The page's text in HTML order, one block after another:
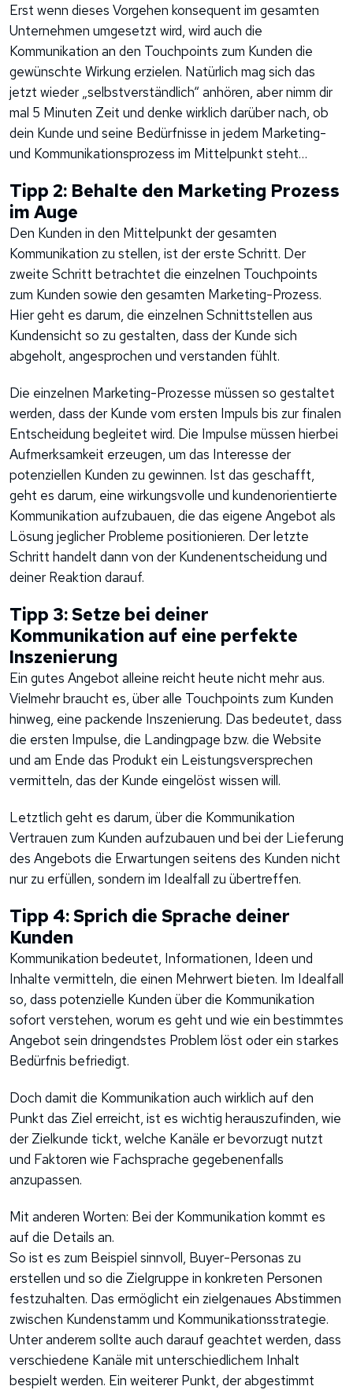
Erst wenn dieses Vorgehen konsequent im gesamten
Unternehmen umgesetzt wird, wird auch die
Kommunikation an den Touchpoints zum Kunden die
gewünschte Wirkung erzielen. Natürlich mag sich das
jetzt wieder „selbstverständlich“ anhören, aber nimm dir
mal 5 Minuten Zeit und denke wirklich darüber nach, ob
dein Kunde und seine Bedürfnisse in jedem Marketing-
und Kommunikationsprozess im Mittelpunkt steht…
Tipp 2: Behalte den Marketing Prozess
im Auge
Den Kunden in den Mittelpunkt der gesamten
Kommunikation zu stellen, ist der erste Schritt. Der
zweite Schritt betrachtet die einzelnen Touchpoints
zum Kunden sowie den gesamten Marketing-Prozess.
Hier geht es darum, die einzelnen Schnittstellen aus
Kundensicht so zu gestalten, dass der Kunde sich
abgeholt, angesprochen und verstanden fühlt.
Die einzelnen Marketing-Prozesse müssen so gestaltet
werden, dass der Kunde vom ersten Impuls bis zur finalen
Entscheidung begleitet wird. Die Impulse müssen hierbei
Aufmerksamkeit erzeugen, um das Interesse der
potenziellen Kunden zu gewinnen. Ist das geschafft,
geht es darum, eine wirkungsvolle und kundenorientierte
Kommunikation aufzubauen, die das eigene Angebot als
Lösung jeglicher Probleme positionieren. Der letzte
Schritt handelt dann von der Kundenentscheidung und
deiner Reaktion darauf.
Tipp 3: Setze bei deiner
Kommunikation auf eine perfekte
Inszenierung
Ein gutes Angebot alleine reicht heute nicht mehr aus.
Vielmehr braucht es, über alle Touchpoints zum Kunden
hinweg, eine packende Inszenierung. Das bedeutet, dass
die ersten Impulse, die Landingpage bzw. die Website
und am Ende das Produkt ein Leistungsversprechen
vermitteln, das der Kunde eingelöst wissen will.
Letztlich geht es darum, über die Kommunikation
Vertrauen zum Kunden aufzubauen und bei der Lieferung
des Angebots die Erwartungen seitens des Kunden nicht
nur zu erfüllen, sondern im Idealfall zu übertreffen.
Tipp 4: Sprich die Sprache deiner
Kunden
Kommunikation bedeutet, Informationen, Ideen und
Inhalte vermitteln, die einen Mehrwert bieten. Im Idealfall
so, dass potenzielle Kunden über die Kommunikation
sofort verstehen, worum es geht und wie ein bestimmtes
Angebot sein dringendstes Problem löst oder ein starkes
Bedürfnis befriedigt.
Doch damit die Kommunikation auch wirklich auf den
Punkt das Ziel erreicht, ist es wichtig herauszufinden, wie
der Zielkunde tickt, welche Kanäle er bevorzugt nutzt
und Faktoren wie Fachsprache gegebenenfalls
anzupassen.
Mit anderen Worten: Bei der Kommunikation kommt es
auf die Details an.
So ist es zum Beispiel sinnvoll, Buyer-Personas zu
erstellen und so die Zielgruppe in konkreten Personen
festzuhalten. Das ermöglicht ein zielgenaues Abstimmen
zwischen Kundenstamm und Kommunikationsstrategie.
Unter anderem sollte auch darauf geachtet werden, dass
verschiedene Kanäle mit unterschiedlichem Inhalt
bespielt werden. Ein weiterer Punkt, der abgestimmt